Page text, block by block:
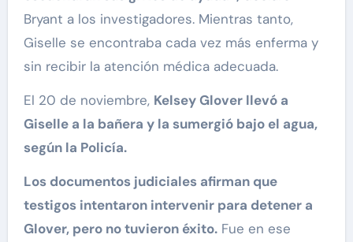
Bryant a los investigadores. Mientras tanto,
Giselle se encontraba cada vez más enferma y
sin recibir la atención médica adecuada.
El 20 de noviembre, Kelsey Glover llevó a
Giselle a la bañera y la sumergió bajo el agua,
según la Policía.
Los documentos judiciales afirman que
testigos intentaron intervenir para detener a
Glover, pero no tuvieron éxito.Fue en ese